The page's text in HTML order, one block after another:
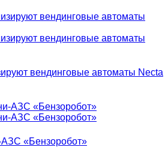
вендинговые автоматы Necta
«Бензоробот»